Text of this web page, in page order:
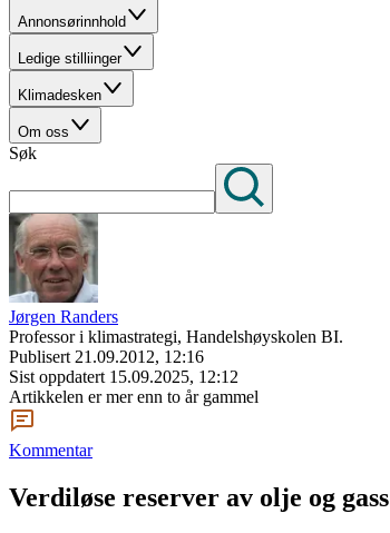
Annonsørinnhold
Ledige stilliinger
Klimadesken
Om oss
Søk
Jørgen Randers
Professor i klimastrategi, Handelshøyskolen BI.
Publisert 21.09.2012, 12:16
Sist oppdatert 15.09.2025, 12:12
Artikkelen er mer enn to år gammel
Kommentar
Verdiløse reserver av olje og gass